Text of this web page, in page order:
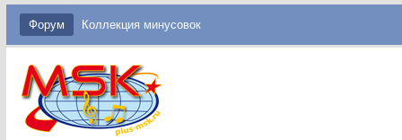
Форум Коллекция минусовок